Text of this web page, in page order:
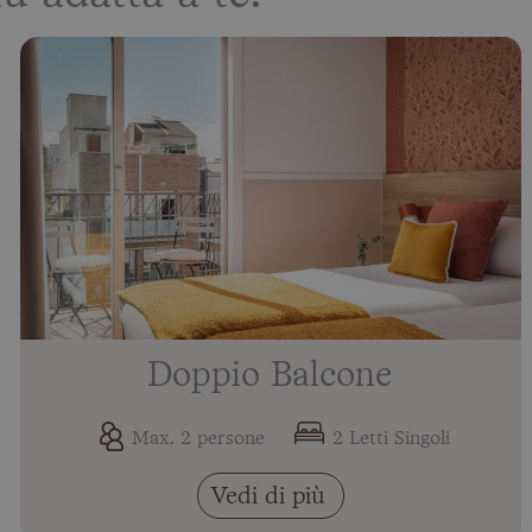
Doppio Balcone
Max. 2 persone 2 Letti Singoli
Vedi di più